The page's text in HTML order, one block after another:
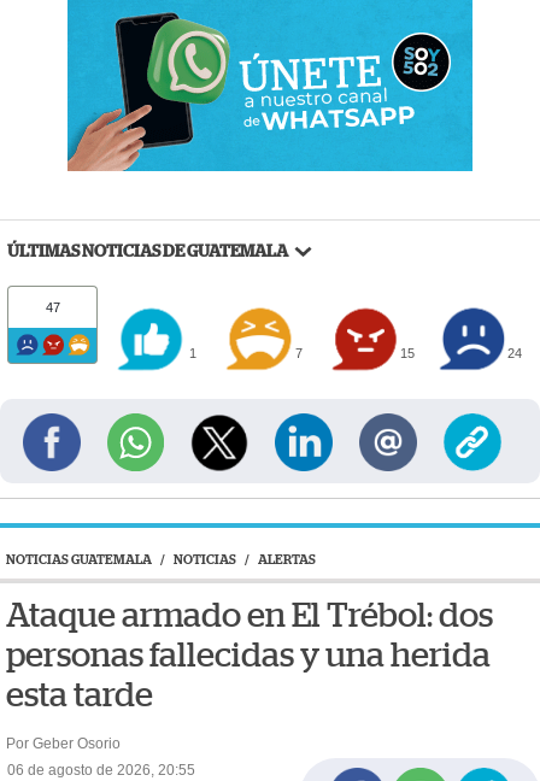
ÚLTIMAS NOTICIAS DE GUATEMALA
47
1 7 15 24
NOTICIAS GUATEMALA / NOTICIAS / ALERTAS
Ataque armado en El Trébol: dos
personas fallecidas y una herida
esta tarde
Por Geber Osorio
06 de agosto de 2026, 20:55